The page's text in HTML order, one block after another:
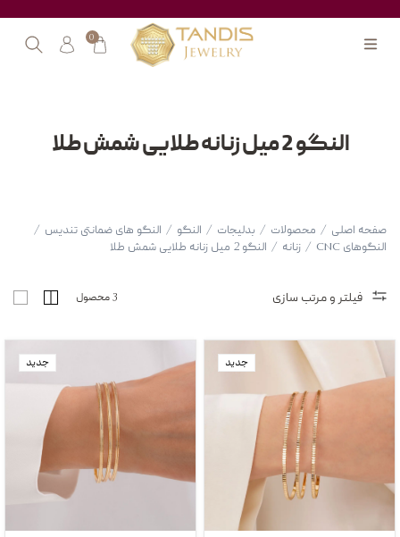
0
النگو 2 میل زنانه طلایی شمش طلا
صفحه اصلی / محصولات / بدلیجات / النگو / النگو های ضمانتی تندیس /
النگوهای CNC
/ زنانه / النگو 2 میل زنانه طلایی شمش طلا
فیلتر و مرتب سازی 3 محصول
جدید جدید